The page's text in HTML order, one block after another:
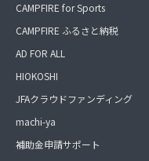
CAMPFIRE for Sports
CAMPFIRE ふるさと納税
AD FOR ALL
HIOKOSHI
JFAクラウドファンディング
machi-ya
補助金申請サポート